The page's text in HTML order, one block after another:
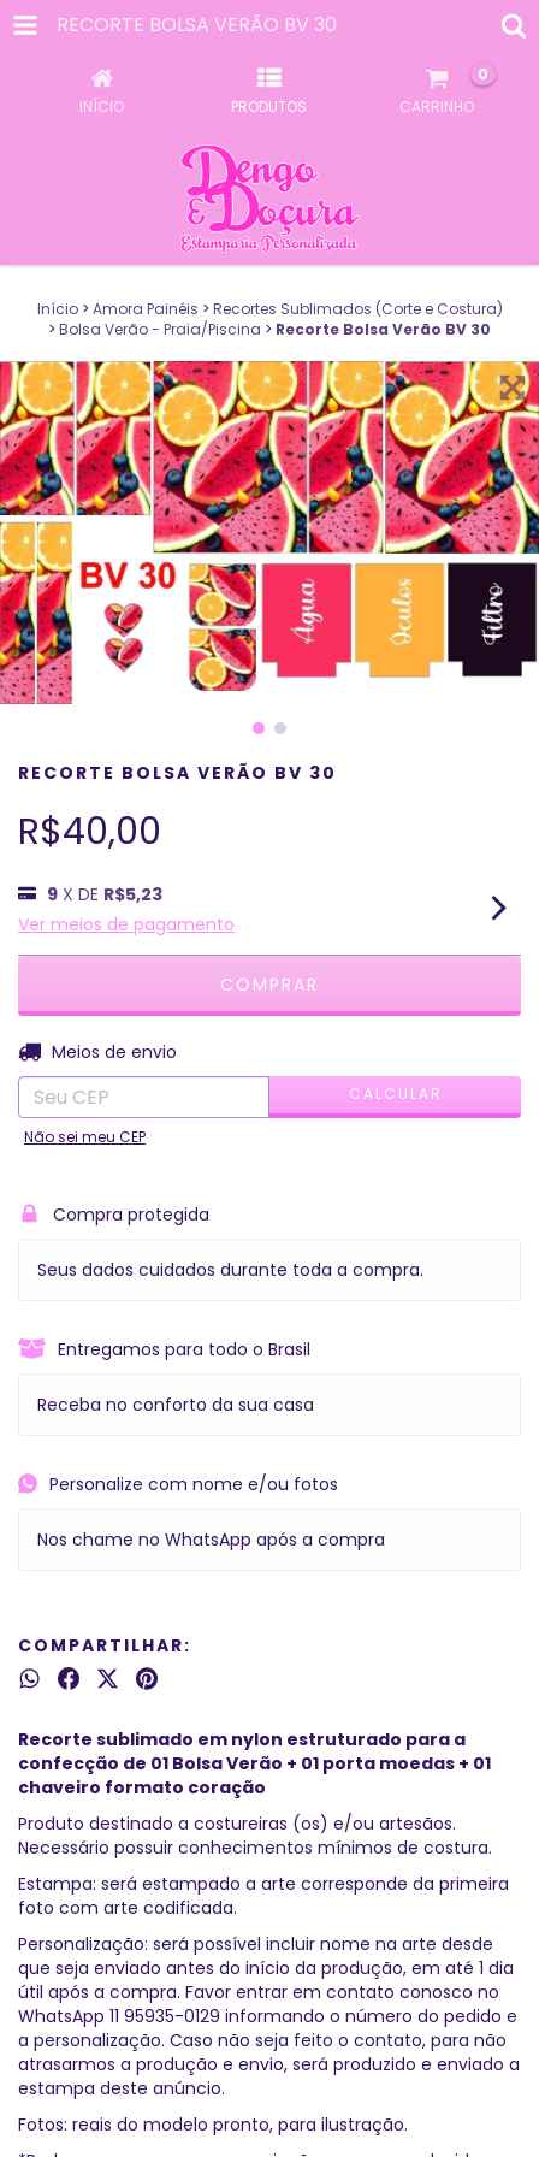
RECORTE BOLSA VERÃO BV 30
INÍCIO PRODUTOS CARRINHO
0
Início > Amora Painéis > Recortes Sublimados (Corte e Costura)
> Bolsa Verão - Praia/Piscina > Recorte Bolsa Verão BV 30
RECORTE BOLSA VERÃO BV 30
R$40,00
9 X DE R$5,23
Ver meios de pagamento
Entregas para o CEP:
Meios de envio
CALCULAR
Não sei meu CEP
Compra protegida
Seus dados cuidados durante toda a compra.
Entregamos para todo o Brasil
Receba no conforto da sua casa
Personalize com nome e/ou fotos
Nos chame no WhatsApp após a compra
COMPARTILHAR:
Recorte sublimado em nylon estruturado para a
confecção de 01 Bolsa Verão + 01 porta moedas + 01
chaveiro formato coração
Produto destinado a costureiras (os) e/ou artesãos.
Necessário possuir conhecimentos mínimos de costura.
Estampa: será estampado a arte corresponde da primeira
foto com arte codificada.
Personalização: será possível incluir nome na arte desde
que seja enviado antes do início da produção, em até 1 dia
útil após a compra. Favor entrar em contato conosco no
WhatsApp 11 95935-0129 informando o número do pedido e
a personalização. Caso não seja feito o contato, para não
atrasarmos a produção e envio, será produzido e enviado a
estampa deste anúncio.
Fotos: reais do modelo pronto, para ilustração.